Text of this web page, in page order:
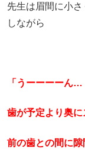
先生は眉間に小
しながら
「うーーーーん…
歯が予定より奥に
前の歯との間に隙